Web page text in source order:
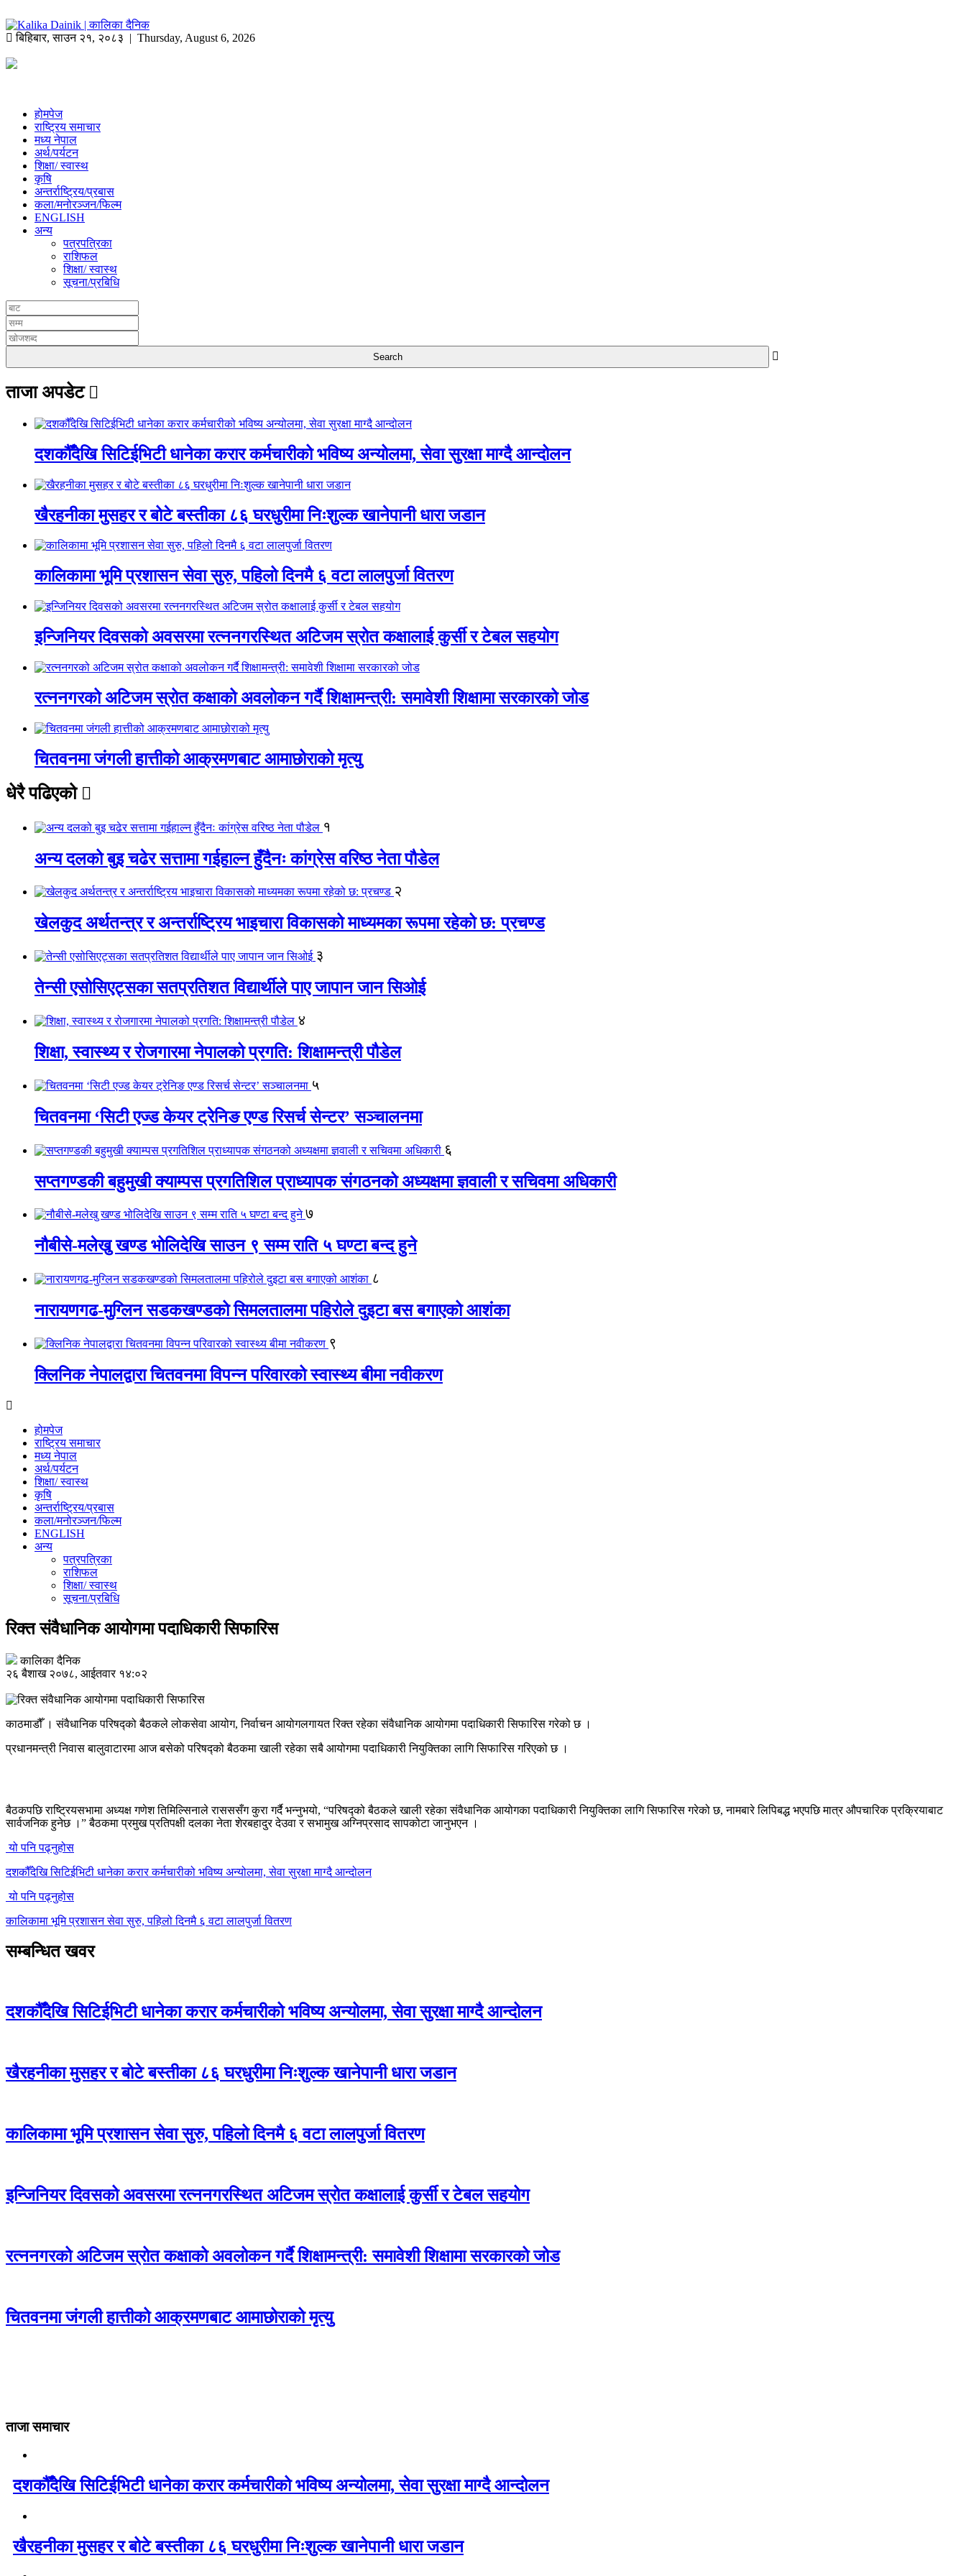
बिहिबार,साउन २१, २०८३ | Thursday, August 6, 2026
होमपेज
राष्ट्रिय समाचार
मध्य नेपाल
अर्थ/पर्यटन
शिक्षा/ स्वास्थ
कृषि
अन्तर्राष्ट्रिय/प्रबास
कला/मनोरञ्जन/फिल्म
ENGLISH
अन्य
पत्रपत्रिका
राशिफल
शिक्षा/ स्वास्थ
सूचना/प्रबिधि
ताजा अपडेट
दशकौँदेखि सिटिईभिटी धानेका करार कर्मचारीको भविष्य अन्योलमा, सेवा सुरक्षा माग्दै आन्दोलन
खैरहनीका मुसहर र बोटे बस्तीका ८६ घरधुरीमा निःशुल्क खानेपानी धारा जडान
कालिकामा भूमि प्रशासन सेवा सुरु, पहिलो दिनमै ६ वटा लालपुर्जा वितरण
इन्जिनियर दिवसको अवसरमा रत्ननगरस्थित अटिजम स्रोत कक्षालाई कुर्सी र टेबल सहयोग
रत्ननगरको अटिजम स्रोत कक्षाको अवलोकन गर्दै शिक्षामन्त्री: समावेशी शिक्षामा सरकारको जोड
चितवनमा जंगली हात्तीको आक्रमणबाट आमाछोराको मृत्यु
धेरै पढिएको
१
अन्य दलको बुइ चढेर सत्तामा गईहाल्न हुँदैनः कांग्रेस वरिष्ठ नेता पौडेल
२
खेलकुद अर्थतन्त्र र अन्तर्राष्ट्रिय भाइचारा विकासको माध्यमका रूपमा रहेको छ: प्रचण्ड
३
तेन्सी एसोसिएट्सका सतप्रतिशत विद्यार्थीले पाए जापान जान सिओई
४
शिक्षा, स्वास्थ्य र रोजगारमा नेपालको प्रगति: शिक्षामन्त्री पौडेल
५
चितवनमा ‘सिटी एज्ड केयर ट्रेनिङ एण्ड रिसर्च सेन्टर’ सञ्चालनमा
६
सप्तगण्डकी बहुमुखी क्याम्पस प्रगतिशिल प्राध्यापक संगठनको अध्यक्षमा ज्ञवाली र सचिवमा अधिकारी
७
नौबीसे-मलेखु खण्ड भोलिदेखि साउन ९ सम्म राति ५ घण्टा बन्द हुने
८
नारायणगढ-मुग्लिन सडकखण्डको सिमलतालमा पहिरोले दुइटा बस बगाएको आशंका
९
क्लिनिक नेपालद्वारा चितवनमा विपन्न परिवारको स्वास्थ्य बीमा नवीकरण
होमपेज
राष्ट्रिय समाचार
मध्य नेपाल
अर्थ/पर्यटन
शिक्षा/ स्वास्थ
कृषि
अन्तर्राष्ट्रिय/प्रबास
कला/मनोरञ्जन/फिल्म
ENGLISH
अन्य
पत्रपत्रिका
राशिफल
शिक्षा/ स्वास्थ
सूचना/प्रबिधि
रिक्त संवैधानिक आयोगमा पदाधिकारी सिफारिस
कालिका दैनिक
२६ बैशाख २०७८, आईतवार १४:०२
काठमाडौँ । संवैधानिक परिषद्को बैठकले लोकसेवा आयोग, निर्वाचन आयोगलगायत रिक्त रहेका संवैधानिक आयोगमा पदाधिकारी सिफारिस गरेको छ ।
प्रधानमन्त्री निवास बालुवाटारमा आज बसेको परिषद्को बैठकमा खाली रहेका सबै आयोगमा पदाधिकारी नियुक्तिका लागि सिफारिस गरिएको छ ।
बैठकपछि राष्ट्रियसभामा अध्यक्ष गणेश तिमिल्सिनाले रासससँग कुरा गर्दै भन्नुभयो, “परिषद्को बैठकले खाली रहेका संवैधानिक आयोगका पदाधिकारी नियुक्तिका लागि सिफारिस गरेको छ, नामबारे लिपिबद्ध भएपछि मात्र औपचारिक प्रक्रियाबाट
सार्वजनिक हुनेछ ।” बैठकमा प्रमुख प्रतिपक्षी दलका नेता शेरबहादुर देउवा र सभामुख अग्निप्रसाद सापकोटा जानुभएन ।
यो पनि पढ्नुहोस
दशकौँदेखि सिटिईभिटी धानेका करार कर्मचारीको भविष्य अन्योलमा, सेवा सुरक्षा माग्दै आन्दोलन
यो पनि पढ्नुहोस
कालिकामा भूमि प्रशासन सेवा सुरु, पहिलो दिनमै ६ वटा लालपुर्जा वितरण
सम्बन्धित खवर
दशकौँदेखि सिटिईभिटी धानेका करार कर्मचारीको भविष्य अन्योलमा, सेवा सुरक्षा माग्दै आन्दोलन
खैरहनीका मुसहर र बोटे बस्तीका ८६ घरधुरीमा निःशुल्क खानेपानी धारा जडान
कालिकामा भूमि प्रशासन सेवा सुरु, पहिलो दिनमै ६ वटा लालपुर्जा वितरण
इन्जिनियर दिवसको अवसरमा रत्ननगरस्थित अटिजम स्रोत कक्षालाई कुर्सी र टेबल सहयोग
रत्ननगरको अटिजम स्रोत कक्षाको अवलोकन गर्दै शिक्षामन्त्री: समावेशी शिक्षामा सरकारको जोड
चितवनमा जंगली हात्तीको आक्रमणबाट आमाछोराको मृत्यु
ताजा समाचार
दशकौँदेखि सिटिईभिटी धानेका करार कर्मचारीको भविष्य अन्योलमा, सेवा सुरक्षा माग्दै आन्दोलन
खैरहनीका मुसहर र बोटे बस्तीका ८६ घरधुरीमा निःशुल्क खानेपानी धारा जडान